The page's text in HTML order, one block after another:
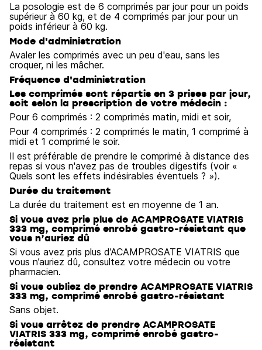
La posologie est de 6 comprimés par jour pour un poids
supérieur à 60 kg, et de 4 comprimés par jour pour un
poids inférieur à 60 kg.
Mode d'administration
Avaler les comprimés avec un peu d'eau, sans les
croquer, ni les mâcher.
Fréquence d'administration
Les comprimés sont répartis en 3 prises par jour,
soit selon la prescription de votre médecin :
Pour 6 comprimés : 2 comprimés matin, midi et soir,
Pour 4 comprimés : 2 comprimés le matin, 1 comprimé à
midi et 1 comprimé le soir.
Il est préférable de prendre le comprimé à distance des
repas si vous n'avez pas de troubles digestifs (voir «
Quels sont les effets indésirables éventuels ? »).
Durée du traitement
La durée du traitement est en moyenne de 1 an.
Si vous avez pris plus de ACAMPROSATE VIATRIS
333 mg, comprimé enrobé gastro-résistant que
vous n’auriez dû
Si vous avez pris plus d’ACAMPROSATE VIATRIS que
vous n’auriez dû, consultez votre médecin ou votre
pharmacien.
Si vous oubliez de prendre ACAMPROSATE VIATRIS
333 mg, comprimé enrobé gastro-résistant
Sans objet.
Si vous arrêtez de prendre ACAMPROSATE
VIATRIS 333 mg, comprimé enrobé gastro-
résistant